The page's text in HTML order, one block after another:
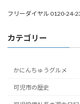
フリーダイヤル 0120-24-
カテゴリー
かにんちゅうグルメ
可児市の歴史